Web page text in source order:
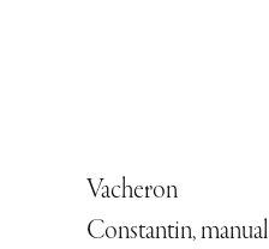
Vacheron
Constantin, manual